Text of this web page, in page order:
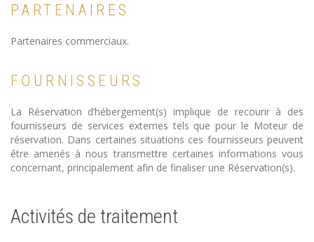
PARTENAIRES
Partenaires commerciaux.
FOURNISSEURS
La Réservation d’hébergement(s) implique de recourir à des
fournisseurs de services externes tels que pour le Moteur de
réservation. Dans certaines situations ces fournisseurs peuvent
être amenés à nous transmettre certaines informations vous
concernant, principalement afin de finaliser une Réservation(s).
Activités de traitement